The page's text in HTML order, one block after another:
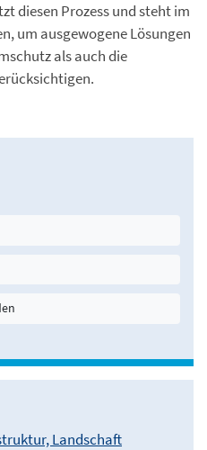
diesen Prozess und steht im
um ausgewogene Lösungen
als auch die
Landschaft